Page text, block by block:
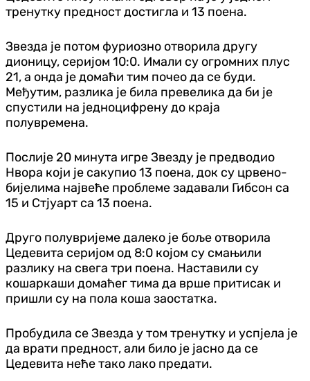
тренутку предност достигла и 13 поена.
Звезда је потом фуриозно отворила другу
дионицу, серијом 10:0. Имали су огромних плус
21, а онда је домаћи тим почео да се буди.
Међутим, разлика је била превелика да би је
спустили на једноцифрену до краја
полувремена.
Послије 20 минута игре Звезду је предводио
Нвора који је сакупио 13 поена, док су црвено-
бијелима највеће проблеме задавали Гибсон са
15 и Стјуарт са 13 поена.
Друго полувријеме далеко је боље отворила
Цедевита серијом од 8:0 којом су смањили
разлику на свега три поена. Наставили су
кошаркаши домаћег тима да врше притисак и
пришли су на пола коша заостатка.
Пробудила се Звезда у том тренутку и успјела је
да врати предност, али било је јасно да се
Цедевита неће тако лако предати.